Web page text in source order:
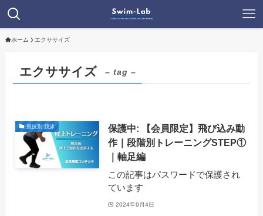
ホーム エクササイズ
エクササイズ – tag –
競技別:競泳
保護中: 【会員限定】飛び込み動
作｜段階別トレーニングSTEP①
｜軸足編
この記事はパスワードで保護され
ています
2024年9月4日